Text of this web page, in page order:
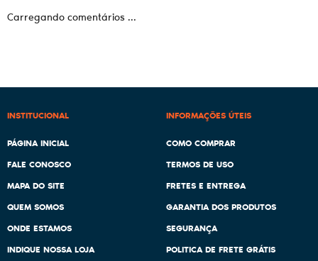
Carregando comentários ...
INSTITUCIONAL
PÁGINA INICIAL
FALE CONOSCO
MAPA DO SITE
QUEM SOMOS
ONDE ESTAMOS
INDIQUE NOSSA LOJA
INFORMAÇÕES ÚTEIS
COMO COMPRAR
TERMOS DE USO
FRETES E ENTREGA
GARANTIA DOS PRODUTOS
SEGURANÇA
POLITICA DE FRETE GRÁTIS